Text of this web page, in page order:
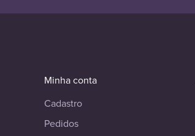
Minha conta
Cadastro
Pedidos